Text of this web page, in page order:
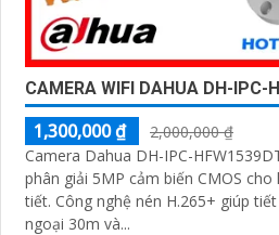
CAMERA WIFI DAHUA DH-IPC-
1,300,000 ₫
2,000,000 ₫
Camera Dahua DH-IPC-
phân giải 5MP cảm biến CMOS
tiết. Công nghệ nén H.265+ giúp
ngoại 30m và...